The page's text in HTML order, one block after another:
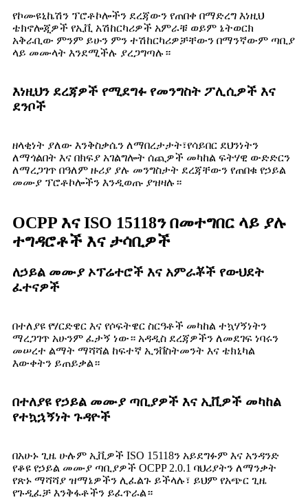
የኮሙዩኒኬሽን ፕሮቶኮሎችን ደረጃውን የጠበቀ በማድረግ እነዚህ
ቴክኖሎጂዎች የኢቪ አሽከርካሪዎች አምራቹ ወይም ኔትወርክ
አቅራቢው ምንም ይሁን ምን ተሽከርካሪዎቻቸውን በማንኛውም ጣቢያ
ላይ መሙላት እንደሚችሉ ያረጋግጣሉ።
እነዚህን ደረጃዎች የሚደግፉ የመንግስት ፖሊሲዎች እና
ደንቦች
ዘላቂነት ያለው እንቅስቃሴን ለማበረታታት፣የሳይበር ደህንነትን
ለማጎልበት እና በክፍያ አገልግሎት ሰጪዎች መካከል ፍትሃዊ ውድድርን
ለማረጋገጥ በዓለም ዙሪያ ያሉ መንግስታት ደረጃቸውን የጠበቁ የኃይል
መሙያ ፕሮቶኮሎችን እንዲወጡ ያዝዛሉ።
OCPP እና ISO 15118ን በመተግበር ላይ ያሉ
ተግዳሮቶች እና ታሳቢዎች
ለኃይል መሙያ ኦፕሬተሮች እና አምራቾች የውህደት
ፈተናዎች
በተለያዩ የሃርድዌር እና የሶፍትዌር ስርዓቶች መካከል ተኳሃኝነትን
ማረጋገጥ አሁንም ፈታኝ ነው። አዳዲስ ደረጃዎችን ለመደገፍ ነባሩን
መሠረተ ልማት ማሻሻል ከፍተኛ ኢንቨስትመንት እና ቴክኒካል
እውቀትን ይጠይቃል።
በተለያዩ የኃይል መሙያ ጣቢያዎች እና ኢቪዎች መካከል
የተኳኋኝነት ጉዳዮች
በአሁኑ ጊዜ ሁሉም ኢቪዎች ISO 15118ን አይደግፉም እና አንዳንድ
የቆዩ የኃይል መሙያ ጣቢያዎች OCPP 2.0.1 ባህሪያትን ለማንቃት
የጽኑ ማሻሻያ ዝማኔዎችን ሊፈልጉ ይችላሉ፣ ይህም የአጭር ጊዜ
የጉዲፈቻ እንቅፋቶችን ይፈጥራል።